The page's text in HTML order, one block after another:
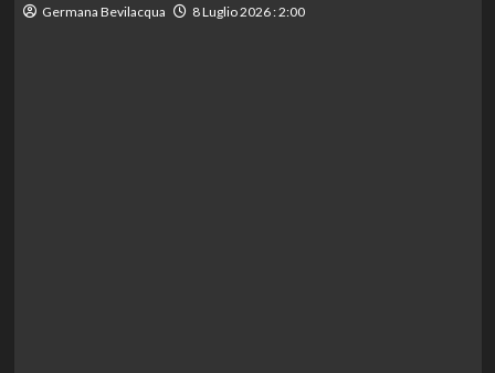
Germana Bevilacqua 8 Luglio 2026 : 2:00